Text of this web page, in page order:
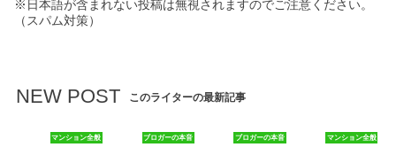
※日本語が含まれない投稿は無視されますのでご注意ください。
（スパム対策）
NEW POST このライターの最新記事
マンション全般 ブロガーの本音 ブロガーの本音 マンション全般